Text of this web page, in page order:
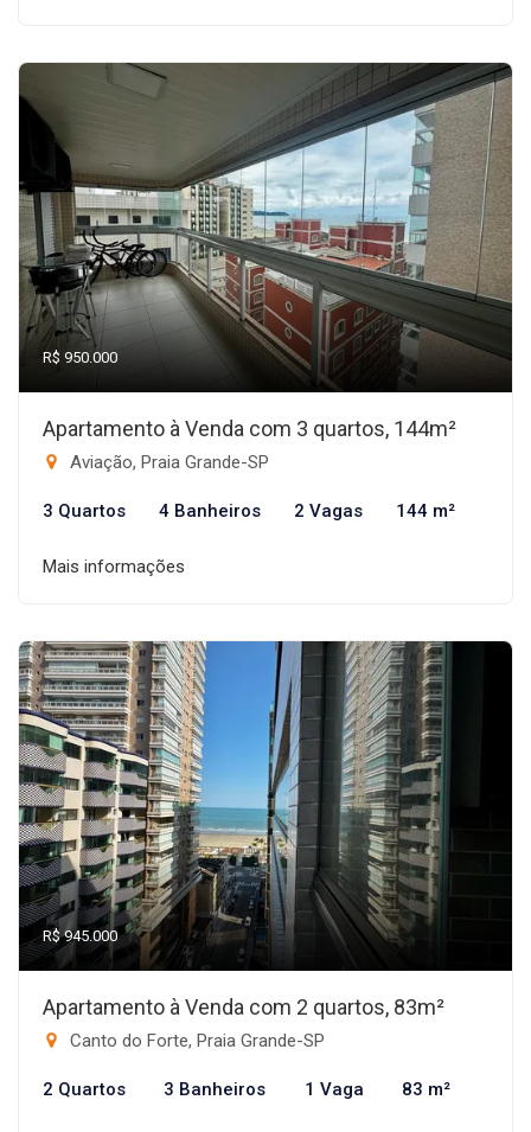
R$ 950.000
Apartamento à Venda com 3 quartos, 144m²
Aviação, Praia Grande-SP
3 Quartos 4 Banheiros 2 Vagas 144 m²
Mais informações
R$ 945.000
Apartamento à Venda com 2 quartos, 83m²
Canto do Forte, Praia Grande-SP
2 Quartos 3 Banheiros 1 Vaga 83 m²